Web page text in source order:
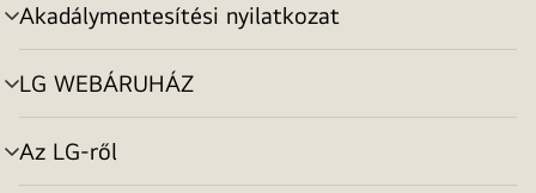
Akadálymentesítési nyilatkozat
menu
toggle
LG WEBÁRUHÁZ
menu
toggle
Az LG-ről
menu
toggle